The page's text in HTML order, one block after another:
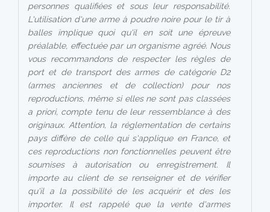
personnes qualifiées et sous leur responsabilité.
L'utilisation d'une arme à poudre noire pour le tir à
balles implique quoi qu'il en soit une épreuve
préalable, effectuée par un organisme agréé. Nous
vous recommandons de respecter les règles de
port et de transport des armes de catégorie D2
(armes anciennes et de collection) pour nos
reproductions, même si elles ne sont pas classées
a priori, compte tenu de leur ressemblance à des
originaux. Attention, la réglementation de certains
pays diffère de celle qui s'applique en France, et
ces reproductions non fonctionnelles peuvent être
soumises à autorisation ou enregistrement. Il
importe au client de se renseigner et de vérifier
qu'il a la possibilité de les acquérir et des les
importer. Il est rappelé que la vente d'armes